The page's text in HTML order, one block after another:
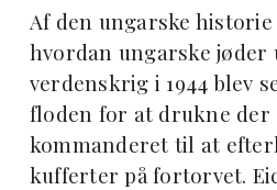
Af den ungarske
hvordan ungarske jøder
verdenskrig i 1944 blev
floden for at drukne der
kommanderet til at
kufferter på fortorvet.